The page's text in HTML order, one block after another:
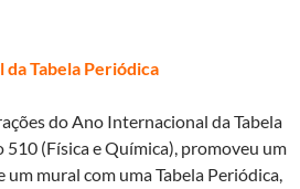
Tabela Periódica
do Ano Internacional da Tabela
510 (Física e Química), promoveu um
mural com uma Tabela Periódica,